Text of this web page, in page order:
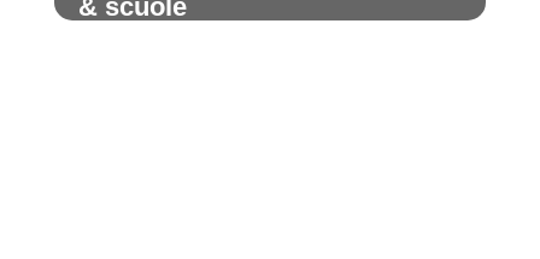
& scuole